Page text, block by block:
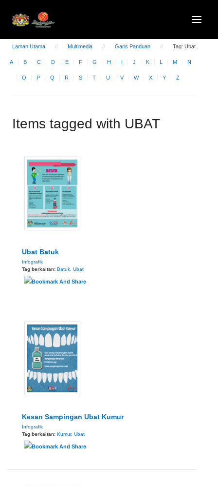
Laman Utama Multimedia Garis Panduan Tag: Ubat
A B C D E F G H I J K L M N
O P Q R S T U V W X Y Z
Items tagged with UBAT
Ubat Batuk
Infografik
Tag berkaitan: Batuk Ubat
Kesan Sampingan Ubat Kumur
Infografik
Tag berkaitan: Kumur, Ubat